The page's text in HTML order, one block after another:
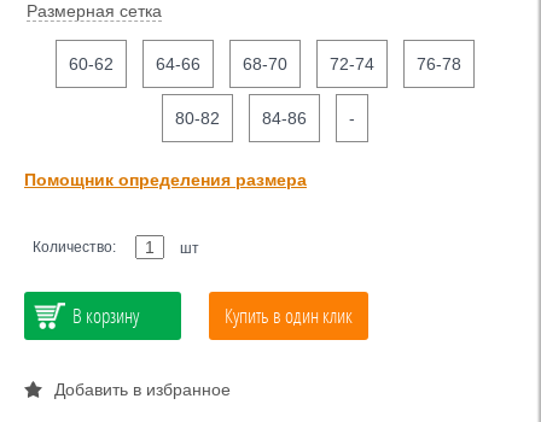
Размерная сетка
60-62 64-66 68-70 72-74 76-78
80-82 84-86 -
Помощник определения размера
Количество: шт
В корзину Купить в один клик
Добавить в избранное